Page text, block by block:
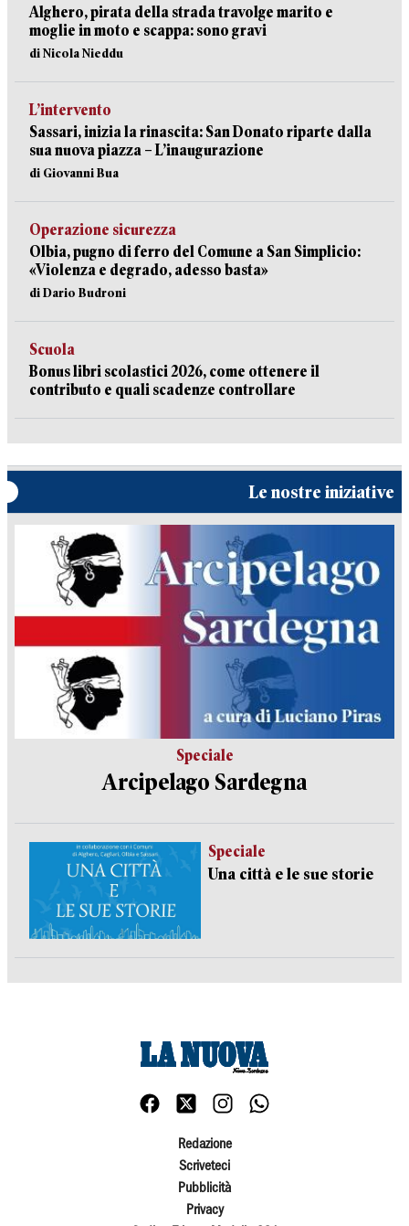
Alghero, pirata della strada travolge marito e
moglie in moto e scappa: sono gravi
di Nicola Nieddu
L’intervento
Sassari, inizia la rinascita: San Donato riparte dalla
sua nuova piazza – L’inaugurazione
di Giovanni Bua
Operazione sicurezza
Olbia, pugno di ferro del Comune a San Simplicio:
«Violenza e degrado, adesso basta»
di Dario Budroni
Scuola
Bonus libri scolastici 2026, come ottenere il
contributo e quali scadenze controllare
Le nostre iniziative
Speciale
Arcipelago Sardegna
Speciale
Una città e le sue storie
Redazione
Scriveteci
Pubblicità
Privacy